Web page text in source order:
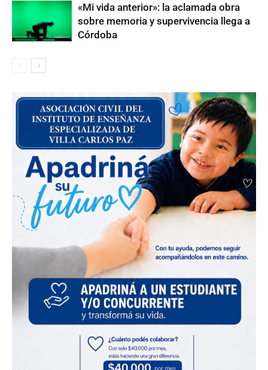
«Mi vida anterior»: la aclamada obra
sobre memoria y supervivencia llega a
Córdoba